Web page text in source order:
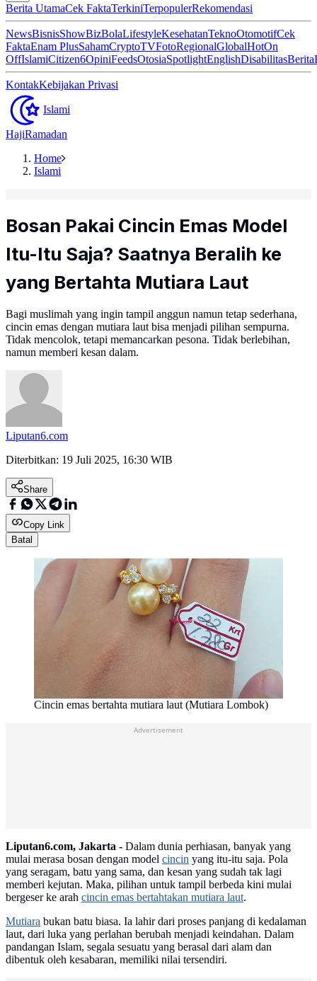
Berita UtamaCek FaktaTerkiniTerpopulerRekomendasi
NewsBisnisShowBizBolaLifestyleKesehatanTeknoOtomotifCek
FaktaEnam PlusSahamCryptoTVFotoRegionalGlobalHotOn
OffIslamiCitizen6OpiniFeedsOtosiaSpotlightEnglishDisabilitasBerita
KontakKebijakan Privasi
Islami
HajiRamadan
Home
Islami
Bosan Pakai Cincin Emas Model
Itu-Itu Saja? Saatnya Beralih ke
yang Bertahta Mutiara Laut
Bagi muslimah yang ingin tampil anggun namun tetap sederhana,
cincin emas dengan mutiara laut bisa menjadi pilihan sempurna.
Tidak mencolok, tetapi memancarkan pesona. Tidak berlebihan,
namun memberi kesan dalam.
Liputan6.com
Diterbitkan: 19 Juli 2025, 16:30 WIB
Share
Copy Link
Batal
Cincin emas bertahta mutiara laut (Mutiara Lombok)
Advertisement
Liputan6.com, Jakarta - Dalam dunia perhiasan, banyak yang
mulai merasa bosan dengan model cincin yang itu-itu saja. Pola
yang seragam, batu yang sama, dan kesan yang sudah tak lagi
memberi kejutan. Maka, pilihan untuk tampil berbeda kini mulai
bergeser ke arah cincin emas bertahtakan mutiara laut.
Mutiara bukan batu biasa. Ia lahir dari proses panjang di kedalaman
laut, dari luka yang perlahan berubah menjadi keindahan. Dalam
pandangan Islam, segala sesuatu yang berasal dari alam dan
dibentuk oleh kesabaran, memiliki nilai tersendiri.